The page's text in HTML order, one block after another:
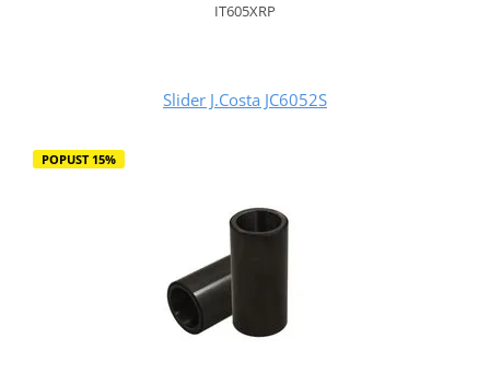
IT605XRP
Slider J.Costa JC6052S
POPUST 15%